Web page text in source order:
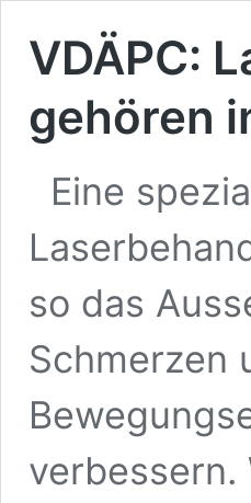
VDÄPC:
gehören
Eine
so das
Schmerzen
verbessern.